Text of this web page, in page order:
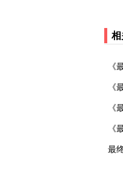
相
《
《
《
《
最